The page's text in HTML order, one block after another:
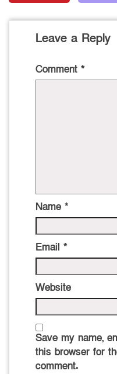
Leave a Reply
Comment *
Name *
Email *
Website
Save my name,
this browser for
comment.